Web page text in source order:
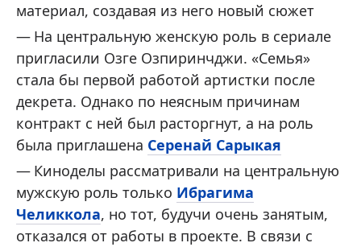
материал, создавая из него новый сюжет
На центральную женскую роль в сериале
пригласили Озге Озпиринчджи. «Семья»
стала бы первой работой артистки после
декрета. Однако по неясным причинам
контракт с ней был расторгнут, а на роль
была приглашена Серенай Сарыкая
Киноделы рассматривали на центральную
мужскую роль только Ибрагима
Челиккола, но тот, будучи очень занятым,
отказался от работы в проекте. В связи с